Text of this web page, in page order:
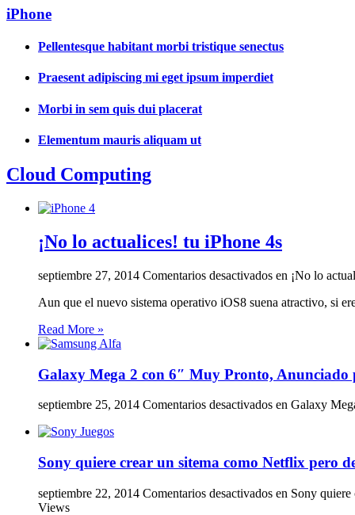
iPhone
Pellentesque habitant morbi tristique senectus
Praesent adipiscing mi eget ipsum imperdiet
Morbi in sem quis dui placerat
Elementum mauris aliquam ut
Cloud Computing
¡No lo actualices! tu iPhone 4s
septiembre 27, 2014 Comentarios desactivados en ¡No lo
Aun que el nuevo sistema operativo iOS8 suena atractivo, si
Read More »
Galaxy Mega 2 con 6″ Muy Pronto, Anunciado
septiembre 25, 2014 Comentarios desactivados en Galaxy
Sony quiere crear un sitema como Netflix pero
septiembre 22, 2014 Comentarios desactivados en Sony
Views